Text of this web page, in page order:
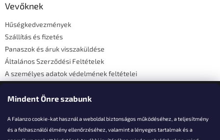
Mindent Önre szabunk
A Falanzo cookie-kat használ a weboldal biztonságos működéséhez, a teljesítmény
és a felhasználói élmény ellenőrzéséhez, valamint a lényeges tartalmak és a
Vevőknek
Hűségkedvezmények
Szállítás és fizetés
Panaszok és áruk visszaküldése
Általános Szerződési Feltételek
A személyes adatok védelmének feltételei
Elérhetőségi adatok